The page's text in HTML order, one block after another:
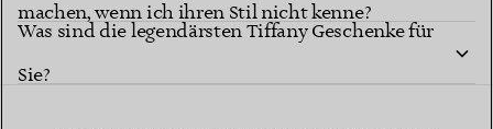
machen, wenn ich ihren Stil nicht kenne?
Was sind die legendärsten Tiffany Geschenke für
Sie?